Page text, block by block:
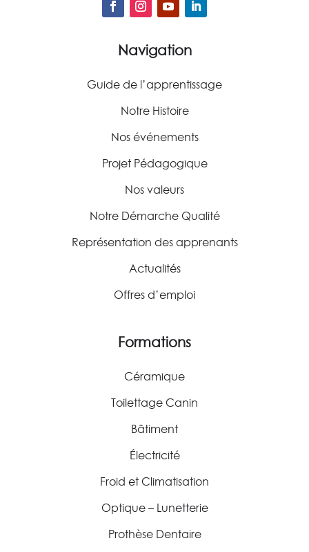
Navigation
Guide de l’apprentissage
Notre Histoire
Nos événements
Projet Pédagogique
Nos valeurs
Notre Démarche Qualité
Représentation des apprenants
Actualités
Offres d’emploi
Formations
Céramique
Toilettage Canin
Bâtiment
Électricité
Froid et Climatisation
Optique – Lunetterie
Prothèse Dentaire